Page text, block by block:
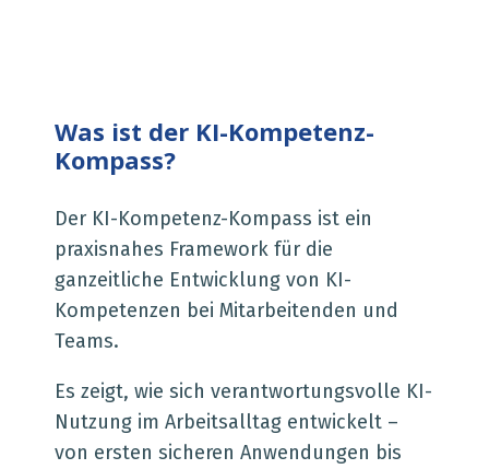
Was ist der KI-Kompetenz-
Kompass?
Der KI-Kompetenz-Kompass ist ein
praxisnahes Framework für die
ganzeitliche Entwicklung von KI-
Kompetenzen bei Mitarbeitenden und
Teams.
Es zeigt, wie sich verantwortungsvolle KI-
Nutzung im Arbeitsalltag entwickelt –
von ersten sicheren Anwendungen bis